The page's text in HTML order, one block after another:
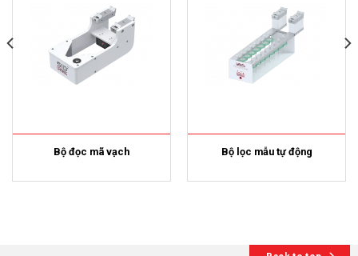
Bộ đọc mã vạch Bộ lọc mẫu tự động